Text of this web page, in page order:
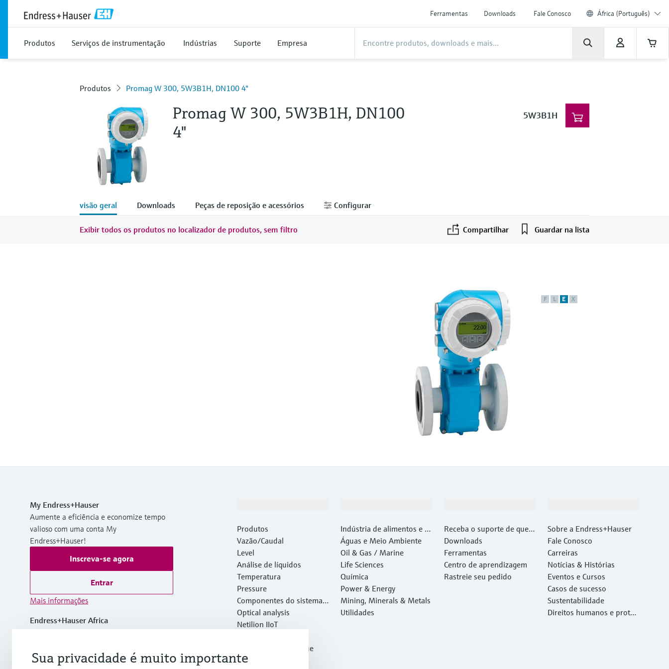
Ferramentas Downloads Fale Conosco África (Português)
Produtos Serviços de instrumentação Indústrias Suporte Empresa
Produtos Promag W 300, 5W3B1H, DN100 4"
Promag W 300, 5W3B1H, DN100
4"
5W3B1H
visão geral Downloads Peças de reposição e acessórios Configurar
Exibir todos os produtos no localizador de produtos, sem filtro Compartilhar Guardar na lista
F L E X
My Endress+Hauser
Aumente a eficiência e economize tempo
valioso com uma conta My
Endress+Hauser!
Inscreva-se agora
Entrar
Mais informações
Endress+Hauser Africa
Suíça
+41 61 715 81 00
Produtos
Vazão/Caudal
Level
Análise de líquidos
Temperatura
Pressure
Componentes do sistema e
gerenciadores de dados
Optical analysis
Netilion IIoT
Produtos em destaque
Ferramentas
Indústria de alimentos e b
ebidas
Águas e Meio Ambiente
Oil & Gas / Marine
Life Sciences
Química
Power & Energy
Mining, Minerals & Metals
Utilidades
Receba o suporte de que v
ocê precisa, rapidamente!
Downloads
Ferramentas
Centro de aprendizagem
Rastreie seu pedido
Sobre a Endress+Hauser
Fale Conosco
Carreiras
Notícias & Histórias
Eventos e Cursos
Casos de sucesso
Sustentabilidade
Direitos humanos e proteç
Sua privacidade é muito importante